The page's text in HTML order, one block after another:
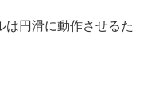
は円滑に動作させるた